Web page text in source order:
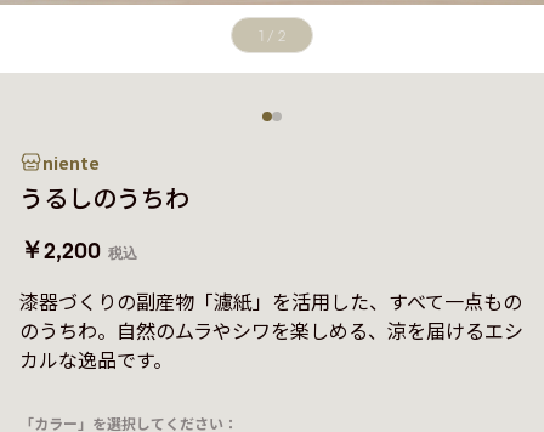
1 / 2
niente
うるしのうちわ
￥2,200 税込
漆器づくりの副産物「濾紙」を活用した、すべて一点もの
のうちわ。自然のムラやシワを楽しめる、涼を届けるエシ
カルな逸品です。
「カラー」を選択してください：